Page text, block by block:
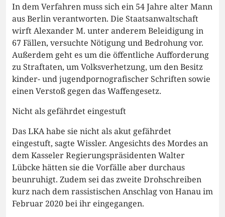
In dem Verfahren muss sich ein 54 Jahre alter Mann
aus Berlin verantworten. Die Staatsanwaltschaft
wirft Alexander M. unter anderem Beleidigung in
67 Fällen, versuchte Nötigung und Bedrohung vor.
Außerdem geht es um die öffentliche Aufforderung
zu Straftaten, um Volksverhetzung, um den Besitz
kinder- und jugendpornografischer Schriften sowie
einen Verstoß gegen das Waffengesetz.
Nicht als gefährdet eingestuft
Das LKA habe sie nicht als akut gefährdet
eingestuft, sagte Wissler. Angesichts des Mordes an
dem Kasseler Regierungspräsidenten Walter
Lübcke hätten sie die Vorfälle aber durchaus
beunruhigt. Zudem sei das zweite Drohschreiben
kurz nach dem rassistischen Anschlag von Hanau im
Februar 2020 bei ihr eingegangen.